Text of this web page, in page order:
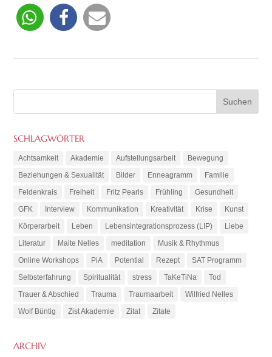
SCHLAGWÖRTER
Achtsamkeit Akademie Aufstellungsarbeit
Bewegung
Beziehungen & Sexualität
Bilder Enneagramm
Familie
Feldenkrais
Freiheit Fritz Pearls Frühling
Gesundheit
GFK
Interview Kommunikation Kreativität Krise
Kunst
Körperarbeit
Leben Lebensintegrationsprozess (LIP)
Liebe
Literatur
Malte Nelles meditation
Musik & Rhythmus
Online Workshops
PiA Potential Rezept
SAT Programm
Selbsterfahrung
Spiritualität stress TaKeTiNa
Tod
Trauer & Abschied
Trauma Traumaarbeit
Wilfried Nelles
Wolf Büntig
Zist Akademie Zitat Zitate
ARCHIV